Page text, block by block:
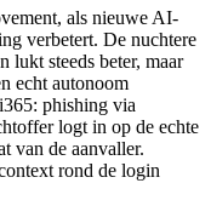
als nieuwe AI-
verbetert. De nuchtere
lukt steeds beter, maar
echt autonoom
phishing via
logt in op de echte
van de aanvaller.
rond de login